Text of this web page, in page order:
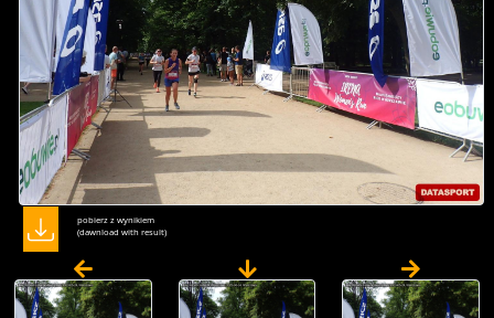
pobierz z wynikiem
(dawnload with result)